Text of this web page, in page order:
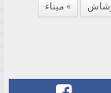
ميناء